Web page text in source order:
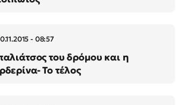
- 08:57
του δρόμου και η
Το τέλος